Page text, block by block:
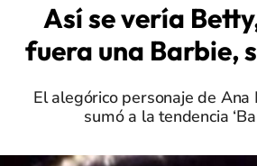
Así se vería
fuera una Barbie,
El alegórico personaje de Ana
sumó a la tendencia